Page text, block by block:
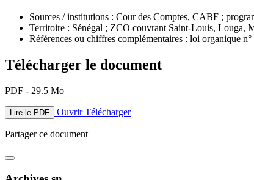
Sources / institutions : Cour des Comptes, CABF ;
Territoire : Sénégal ; ZCO couvrant Saint-Louis, Louga,
Références ou chiffres complémentaires : loi organique
Télécharger le document
PDF - 29.5 Mo
Lire le PDF OuvrirTélécharger
Partager ce document